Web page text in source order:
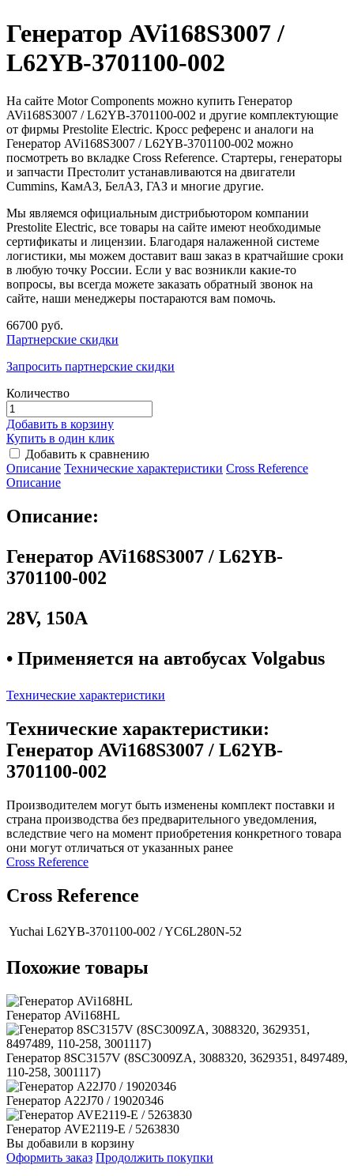
Генератор AVi168S3007 /
L62YB-3701100-002
На сайте Motor Components можно купить Генератор
AVi168S3007 / L62YB-3701100-002 и другие комплектующие
от фирмы Prestolite Electric. Кросс референс и аналоги на
Генератор AVi168S3007 / L62YB-3701100-002 можно
посмотреть во вкладке Cross Reference. Стартеры, генераторы
и запчасти Престолит устанавливаются на двигатели
Cummins, КамАЗ, БелАЗ, ГАЗ и многие другие.
Мы являемся официальным дистрибьютором компании
Prestolite Electric, все товары на сайте имеют необходимые
сертификаты и лицензии. Благодаря налаженной системе
логистики, мы можем доставит ваш заказ в кратчайшие сроки
в любую точку России. Если у вас возникли какие-то
вопросы, вы всегда можете заказать обратный звонок на
сайте, наши менеджеры постараются вам помочь.
66700 руб.
Партнерские скидки
Запросить партнерские скидки
Количество
Добавить в корзину
Купить в один клик
Добавить к сравнению
Описание Технические характеристики Сross Reference
Описание
Описание:
Генератор AVi168S3007 / L62YB-
3701100-002
28V, 150A
• Применяется на автобусах Volgabus
Технические характеристики
Технические характеристики:
Генератор AVi168S3007 / L62YB-
3701100-002
Производителем могут быть изменены комплект поставки и
страна производства без предварительного уведомления,
вследствие чего на момент приобретения конкретного товара
они могут отличаться от указанных ранее
Сross Reference
Сross Reference
Yuchai L62YB-3701100-002 / YC6L280N-52
Похожие товары
Генератор AVi168HL
Генератор 8SC3157V (8SC3009ZA, 3088320, 3629351, 8497489,
110-258, 3001117)
Генератор A22J70 / 19020346
Генератор AVE2119-E / 5263830
Вы добавили в корзину
Оформить заказ Продолжить покупки